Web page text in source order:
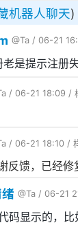
机器人聊天)
@Ta / 06-21
是提示注册
/ 06-21 18:09 /
/ 06-21 18:10 /
反馈，已经修
@Ta / 06-21
码显示的，